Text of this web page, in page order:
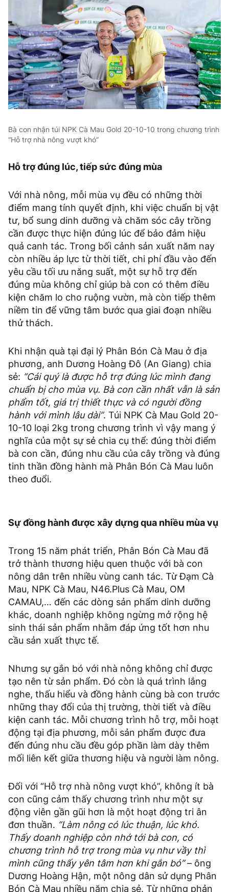
Bà con nhận túi NPK Cà Mau Gold 20-10-10 trong chương trình
“Hỗ trợ nhà nông vượt khó”
Hỗ trợ đúng lúc, tiếp sức đúng mùa
Với nhà nông, mỗi mùa vụ đều có những thời
điểm mang tính quyết định, khi việc chuẩn bị vật
tư, bổ sung dinh dưỡng và chăm sóc cây trồng
cần được thực hiện đúng lúc để bảo đảm hiệu
quả canh tác. Trong bối cảnh sản xuất năm nay
còn nhiều áp lực từ thời tiết, chi phí đầu vào đến
yêu cầu tối ưu năng suất, một sự hỗ trợ đến
đúng mùa không chỉ giúp bà con có thêm điều
kiện chăm lo cho ruộng vườn, mà còn tiếp thêm
niềm tin để vững tâm bước qua giai đoạn nhiều
thử thách.
Khi nhận quà tại đại lý Phân Bón Cà Mau ở địa
phương, anh Dương Hoàng Đô (An Giang) chia
sẻ: “Cái quý là được hỗ trợ đúng lúc mình đang
chuẩn bị cho mùa vụ. Bà con cần nhất vẫn là sản
phẩm tốt, giá trị thiết thực và có người đồng
hành với mình lâu dài”. Túi NPK Cà Mau Gold 20-
10-10 loại 2kg trong chương trình vì vậy mang ý
nghĩa của một sự sẻ chia cụ thể: đúng thời điểm
bà con cần, đúng nhu cầu của cây trồng và đúng
tinh thần đồng hành mà Phân Bón Cà Mau luôn
theo đuổi.
Sự đồng hành được xây dựng qua nhiều mùa vụ
Trong 15 năm phát triển, Phân Bón Cà Mau đã
trở thành thương hiệu quen thuộc với bà con
nông dân trên nhiều vùng canh tác. Từ Đạm Cà
Mau, NPK Cà Mau, N46.Plus Cà Mau, OM
CAMAU,… đến các dòng sản phẩm dinh dưỡng
khác, doanh nghiệp không ngừng mở rộng hệ
sinh thái sản phẩm nhằm đáp ứng tốt hơn nhu
cầu sản xuất thực tế.
Nhưng sự gắn bó với nhà nông không chỉ được
tạo nên từ sản phẩm. Đó còn là quá trình lắng
nghe, thấu hiểu và đồng hành cùng bà con trước
những thay đổi của thị trường, thời tiết và điều
kiện canh tác. Mỗi chương trình hỗ trợ, mỗi hoạt
động tại địa phương, mỗi sản phẩm được đưa
đến đúng nhu cầu đều góp phần làm dày thêm
mối liên kết giữa thương hiệu và người làm nông.
Đối với “Hỗ trợ nhà nông vượt khó”, không ít bà
con cũng cảm thấy chương trình như một sự
động viên gần gũi hơn là một hoạt động tri ân
đơn thuần. “Làm nông có lúc thuận, lúc khó.
Thấy doanh nghiệp còn nhớ tới bà con, có
chương trình hỗ trợ trong mùa vụ như vầy thì
mình cũng thấy yên tâm hơn khi gắn bó”– ông
Dương Hoàng Hận, một nông dân sử dụng Phân
Bón Cà Mau nhiều năm chia sẻ. Từ những phản